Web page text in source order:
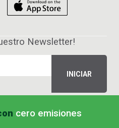
Newsletter!
cero emisiones